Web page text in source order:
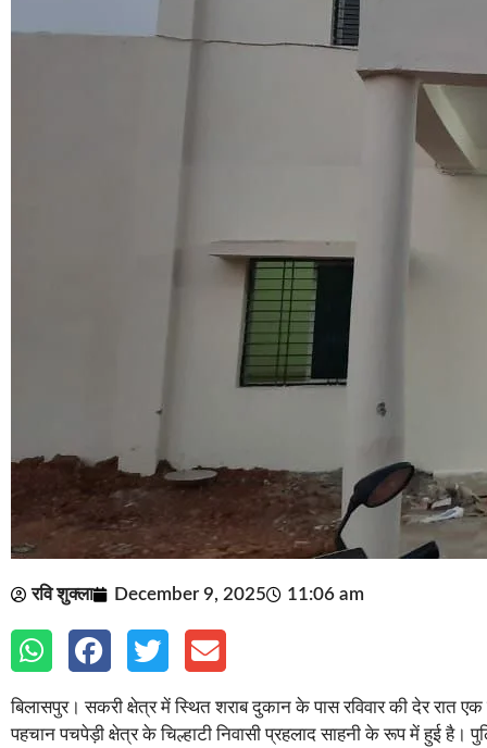
रवि शुक्ला December 9, 2025 11:06 am
बिलासपुर। सकरी क्षेत्र में स्थित शराब दुकान के पास रविवार की देर
पहचान पचपेड़ी क्षेत्र के चिल्हाटी निवासी प्रहलाद साहनी के रूप में हुई